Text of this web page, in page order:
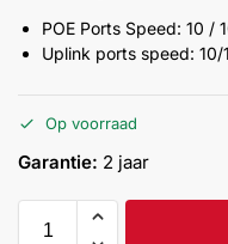
Outlet SALE
Help &
service
POE Ports Speed: 10 /
Uplink ports speed: 10/
Op voorraad
Garantie: 2 jaar